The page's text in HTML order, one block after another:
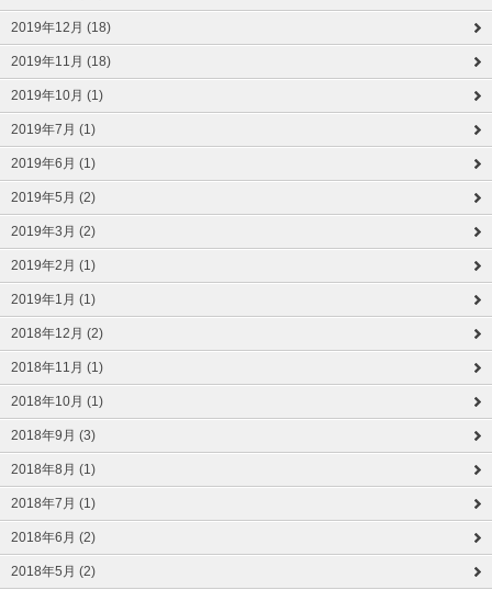
2019年12月 (18)
2019年11月 (18)
2019年10月 (1)
2019年7月 (1)
2019年6月 (1)
2019年5月 (2)
2019年3月 (2)
2019年2月 (1)
2019年1月 (1)
2018年12月 (2)
2018年11月 (1)
2018年10月 (1)
2018年9月 (3)
2018年8月 (1)
2018年7月 (1)
2018年6月 (2)
2018年5月 (2)